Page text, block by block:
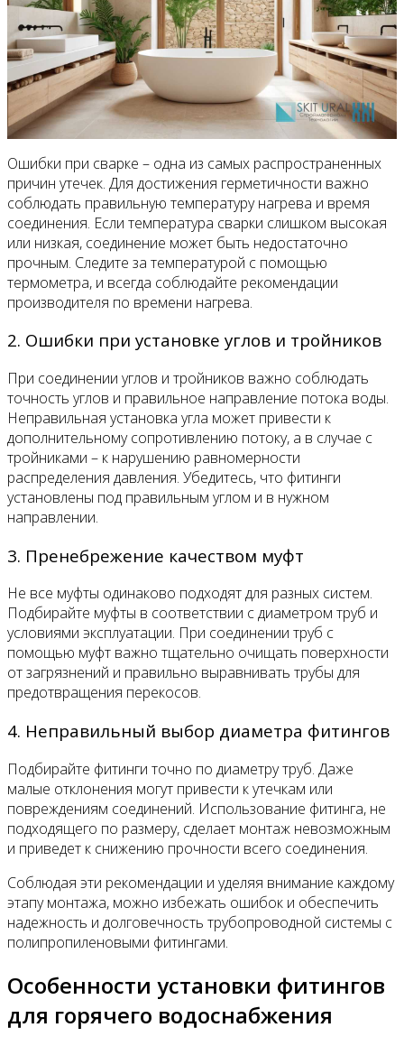
Ошибки при сварке – одна из самых распространенных
причин утечек. Для достижения герметичности важно
соблюдать правильную температуру нагрева и время
соединения. Если температура сварки слишком высокая
или низкая, соединение может быть недостаточно
прочным. Следите за температурой с помощью
термометра, и всегда соблюдайте рекомендации
производителя по времени нагрева.
2. Ошибки при установке углов и тройников
При соединении углов и тройников важно соблюдать
точность углов и правильное направление потока воды.
Неправильная установка угла может привести к
дополнительному сопротивлению потоку, а в случае с
тройниками – к нарушению равномерности
распределения давления. Убедитесь, что фитинги
установлены под правильным углом и в нужном
направлении.
3. Пренебрежение качеством муфт
Не все муфты одинаково подходят для разных систем.
Подбирайте муфты в соответствии с диаметром труб и
условиями эксплуатации. При соединении труб с
помощью муфт важно тщательно очищать поверхности
от загрязнений и правильно выравнивать трубы для
предотвращения перекосов.
4. Неправильный выбор диаметра фитингов
Подбирайте фитинги точно по диаметру труб. Даже
малые отклонения могут привести к утечкам или
повреждениям соединений. Использование фитинга, не
подходящего по размеру, сделает монтаж невозможным
и приведет к снижению прочности всего соединения.
Соблюдая эти рекомендации и уделяя внимание каждому
этапу монтажа, можно избежать ошибок и обеспечить
надежность и долговечность трубопроводной системы с
полипропиленовыми фитингами.
Особенности установки фитингов
для горячего водоснабжения